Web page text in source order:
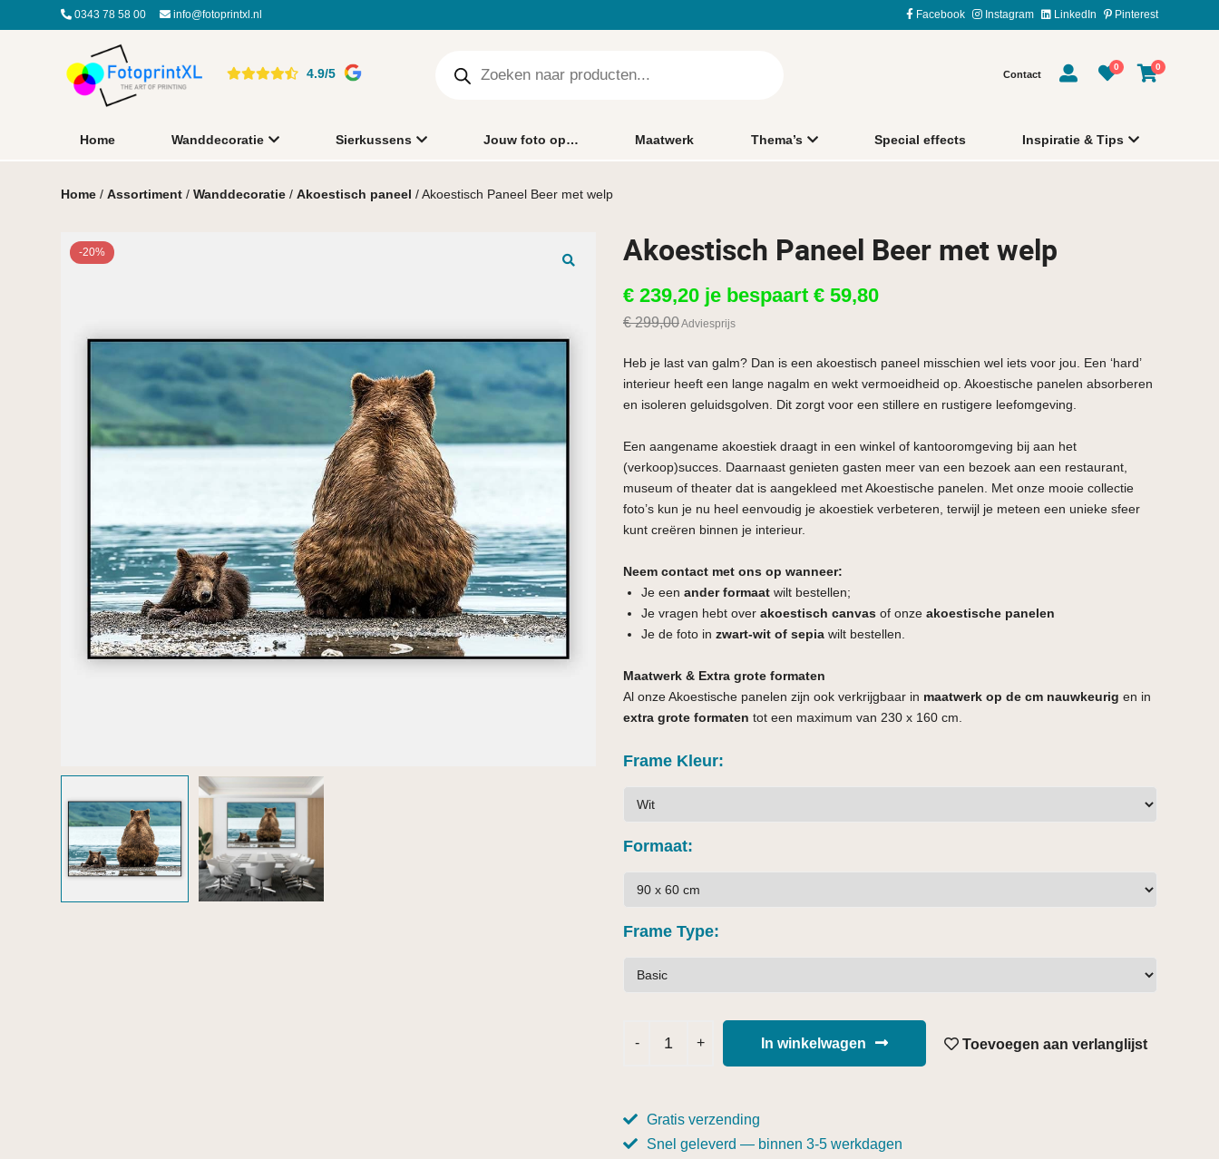
0343 78 58 00 info@fotoprintxl.nl Facebook Instagram LinkedIn Pinterest
4.9/5 Contact
0 0
Home Wanddecoratie Sierkussens Jouw foto op… Maatwerk Thema’s Special effects Inspiratie & Tips
Home /Assortiment /Wanddecoratie /Akoestisch paneel / Akoestisch Paneel Beer met welp
-20% Akoestisch Paneel Beer met welp
€ 239,20 je bespaart € 59,80
€299,00Adviesprijs
Heb je last van galm? Dan is een akoestisch paneel misschien wel iets voor jou. Een ‘hard’
interieur heeft een lange nagalm en wekt vermoeidheid op. Akoestische panelen absorberen
en isoleren geluidsgolven. Dit zorgt voor een stillere en rustigere leefomgeving.
Een aangename akoestiek draagt in een winkel of kantooromgeving bij aan het
(verkoop)succes. Daarnaast genieten gasten meer van een bezoek aan een restaurant,
museum of theater dat is aangekleed met Akoestische panelen. Met onze mooie collectie
foto’s kun je nu heel eenvoudig je akoestiek verbeteren, terwijl je meteen een unieke sfeer
kunt creëren binnen je interieur.
Neem contact met ons op wanneer:
Je een ander formaat wilt bestellen;
Je vragen hebt over akoestisch canvas of onze akoestische panelen
Je de foto in zwart-wit of sepia wilt bestellen.
Maatwerk & Extra grote formaten
Al onze Akoestische panelen zijn ook verkrijgbaar in maatwerk op de cm nauwkeurig en in
extra grote formaten tot een maximum van 230 x 160 cm.
Frame Kleur
Formaat
Frame Type
In winkelwagen Toevoegen aan verlanglijst
Gratis verzending
Snel geleverd — binnen 3-5 werkdagen